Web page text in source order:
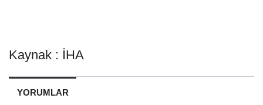
Kaynak : İHA
YORUMLAR